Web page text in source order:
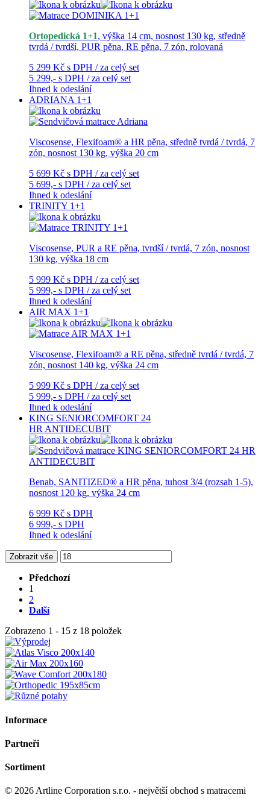
Ortopedická 1+1, výška 14 cm, nosnost 130 kg, středně
tvrdá / tvrdší, PUR pěna, RE pěna, 7 zón, rolovaná
5 299 Kč s DPH / za celý set
5 299,- s DPH / za celý set
Ihned k odeslání
ADRIANA 1+1
Viscosense, Flexifoam® a HR pěna, středně tvrdá / tvrdá, 7
zón, nosnost 130 kg, výška 20 cm
5 699 Kč s DPH / za celý set
5 699,- s DPH / za celý set
Ihned k odeslání
TRINITY 1+1
Viscosense, PUR a RE pěna, tvrdší / tvrdá, 7 zón, nosnost
130 kg, výška 18 cm
5 999 Kč s DPH / za celý set
5 999,- s DPH / za celý set
Ihned k odeslání
AIR MAX 1+1
Viscosense, Flexifoam® a RE pěna, středně tvrdá / tvrdá, 7
zón, nosnost 140 kg, výška 24 cm
5 999 Kč s DPH / za celý set
5 999,- s DPH / za celý set
Ihned k odeslání
KING SENIORCOMFORT 24
HR ANTIDECUBIT
Benab, SANITIZED® a HR pěna, tuhost 3/4 (rozsah 1-5),
nosnost 120 kg, výška 24 cm
6 999 Kč s DPH
6 999,- s DPH
Ihned k odeslání
Zobrazit vše
Předchozí
1
2
Další
Zobrazeno 1 - 15 z 18 položek
Informace
Partneři
Sortiment
© 2026 Artline Corporation s.r.o. - největší obchod s matracemi